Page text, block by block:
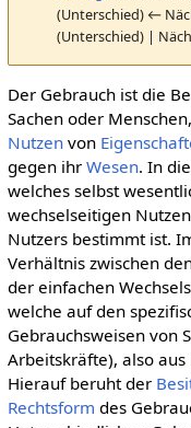
(Unterschied) ←
(Unterschied) |
Der Gebrauch ist die
Sachen oder
Nutzenvon
gegen ihr Wesen. In
welches selbst
wechselseitigen
Nutzers bestimmt ist.
Verhältnis zwischen
der einfachen
welche auf den
Gebrauchsweisen von
Arbeitskräfte), also aus
Hierauf beruht der
Rechtsform des